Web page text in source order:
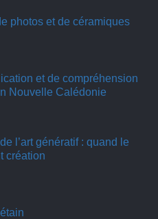
photos et de céramiques
et de compréhension
Nouvelle Calédonie
l’art génératif : quand le
création